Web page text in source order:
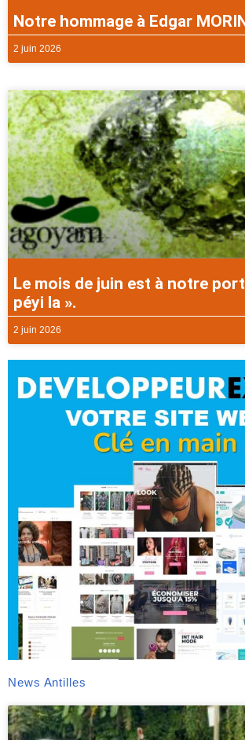
Notre hommage à Edgar
2 juin 2026
Le mois de juin est à notre
péyi la ».
2 juin 2026
News Antilles